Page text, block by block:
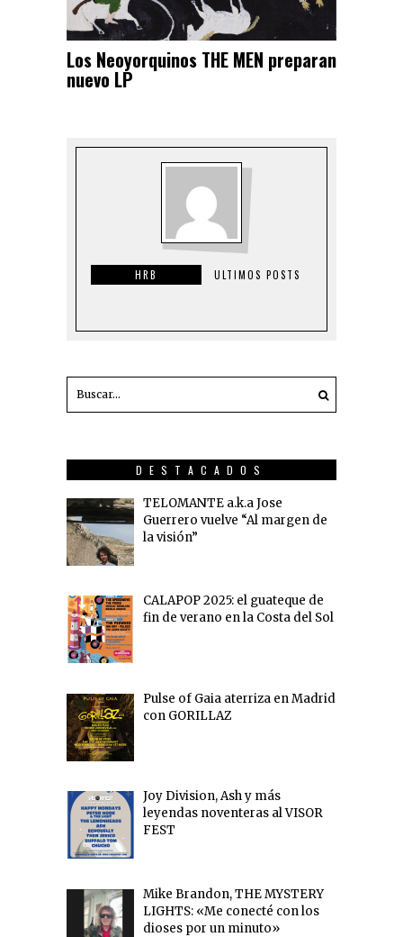
Los Neoyorquinos THE MEN preparan
nuevo LP
HRB ULTIMOS POSTS
DESTACADOS
TELOMANTE a.k.a Jose
Guerrero vuelve “Al margen de
la visión”
CALAPOP 2025: el guateque de
fin de verano en la Costa del Sol
Pulse of Gaia aterriza en Madrid
con GORILLAZ
Joy Division, Ash y más
leyendas noventeras al VISOR
FEST
Mike Brandon, THE MYSTERY
LIGHTS: «Me conecté con los
dioses por un minuto»